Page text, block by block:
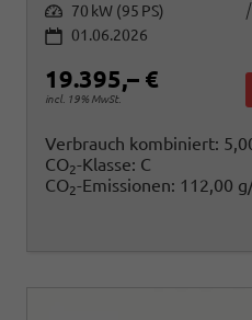
Leistung 70 kW (95 PS)
01.06.2026
19.395,– €
incl. 19% MwSt.
Verbrauch kombiniert:
CO2-Klasse: C
CO2-Emissionen: 112,00